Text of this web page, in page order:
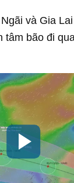
và Gia
tâm bão đi